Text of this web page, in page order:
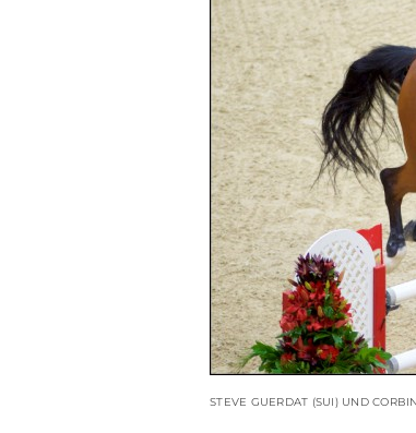
STEVE GUERDAT (SUI) UND